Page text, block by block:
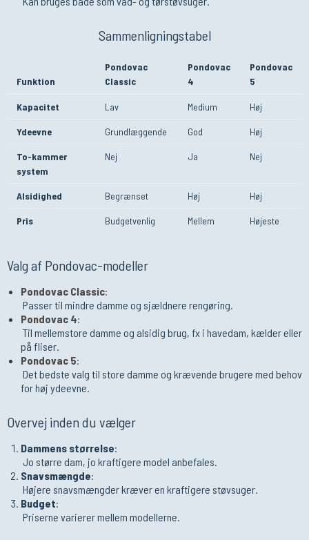
Sammenligningstabel
Funktion
Pondovac
Classic
Pondovac
4
Pondovac
5
Kapacitet Lav Medium Høj
Ydeevne Grundlæggende God Høj
To-kammer
system
Nej Ja Nej
Alsidighed Begrænset Høj Høj
Pris Budgetvenlig Mellem Højeste
Valg af Pondovac-modeller
Pondovac Classic:
Passer til mindre damme og sjældnere rengøring.
Pondovac 4:
Til mellemstore damme og alsidig brug, fx i havedam, kælder eller
på fliser.
Pondovac 5:
Det bedste valg til store damme og krævende brugere med behov
for høj ydeevne.
Overvej inden du vælger
Dammens størrelse:
Jo større dam, jo kraftigere model anbefales.
Snavsmængde:
Højere snavsmængder kræver en kraftigere støvsuger.
Budget:
Priserne varierer mellem modellerne.